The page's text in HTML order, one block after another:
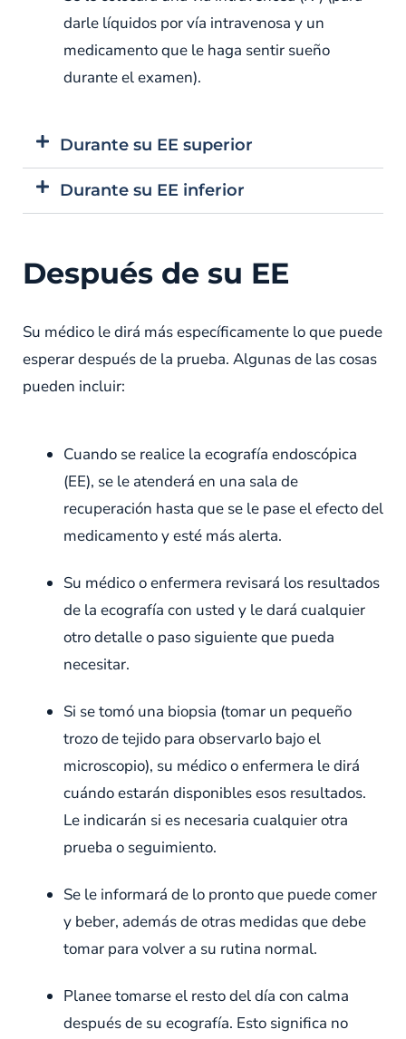
darle líquidos por vía intravenosa y un
medicamento que le haga sentir sueño
durante el examen).
Durante su EE superior
Durante su EE inferior
Después de su EE
Su médico le dirá más específicamente lo que puede
esperar después de la prueba. Algunas de las cosas
pueden incluir:
Cuando se realice la ecografía endoscópica
(EE), se le atenderá en una sala de
recuperación hasta que se le pase el efecto del
medicamento y esté más alerta.
Su médico o enfermera revisará los resultados
de la ecografía con usted y le dará cualquier
otro detalle o paso siguiente que pueda
necesitar.
Si se tomó una biopsia (tomar un pequeño
trozo de tejido para observarlo bajo el
microscopio), su médico o enfermera le dirá
cuándo estarán disponibles esos resultados.
Le indicarán si es necesaria cualquier otra
prueba o seguimiento.
Se le informará de lo pronto que puede comer
y beber, además de otras medidas que debe
tomar para volver a su rutina normal.
Planee tomarse el resto del día con calma
después de su ecografía. Esto significa no